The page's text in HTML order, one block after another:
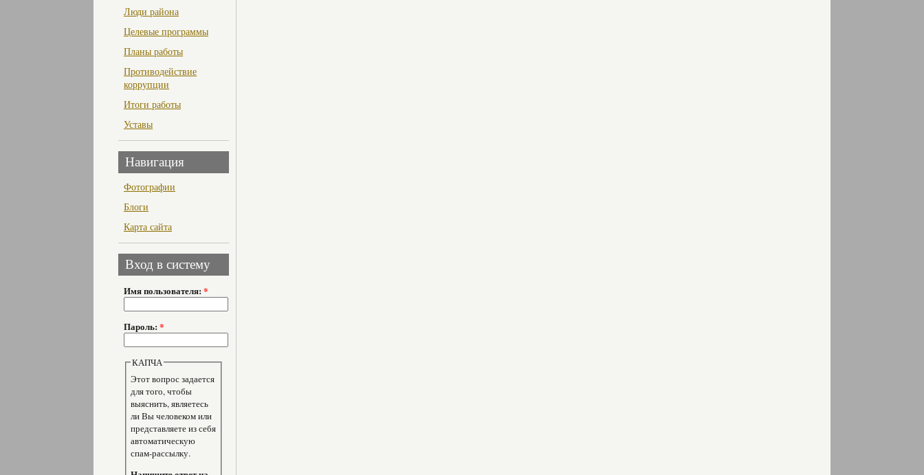
Люди района
Целевые программы
Планы работы
Противодействие
коррупции
Итоги работы
Уставы
Навигация
Фотографии
Блоги
Карта сайта
Вход в систему
Имя пользователя: *
Пароль: *
КАПЧА
Этот вопрос задается
для того, чтобы
выяснить, являетесь
ли Вы человеком или
представляете из себя
автоматическую
спам-рассылку.